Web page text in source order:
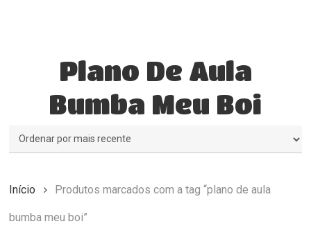
Plano De Aula
Bumba Meu Boi
Início Produtos marcados com a tag “plano de aula
bumba meu boi”